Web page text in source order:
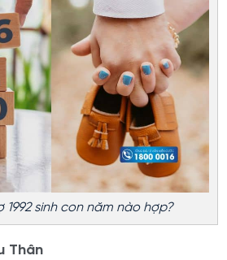
1992 sinh con năm nào hợp?
Thân